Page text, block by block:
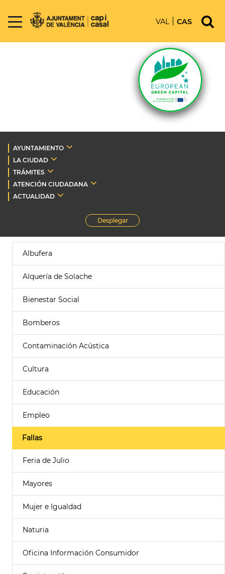
VAL CAS
AYUNTAMIENTO
LA CIUDAD
TRÁMITES
ATENCIÓN CIUDADANA
ACTUALIDAD
Desplegar
Albufera
Alquería de Solache
Bienestar Social
Bomberos
Contaminación Acústica
Cultura
Educación
Empleo
Fallas
Feria de Julio
Mayores
Mujer e Igualdad
Naturia
Oficina Información Consumidor